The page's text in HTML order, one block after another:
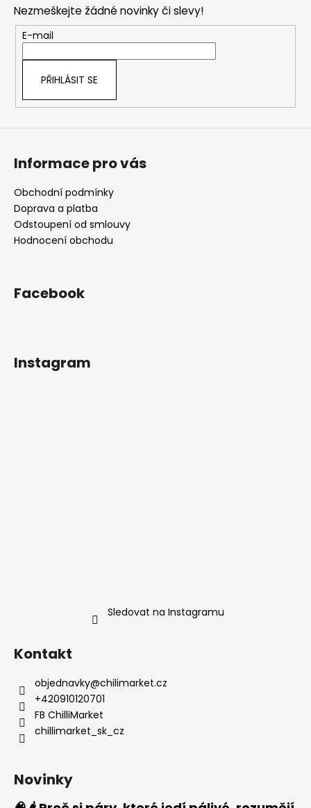
Nezmeškejte žádné novinky či slevy!
E-mail
PŘIHLÁSIT SE
Informace pro vás
Obchodní podmínky
Doprava a platba
Odstoupení od smlouvy
Hodnocení obchodu
Facebook
Instagram
Sledovat na Instagramu
Kontakt
objednavky@chilimarket.cz
+420910120701
FB ChilliMarket
chillimarket_sk_cz
Novinky